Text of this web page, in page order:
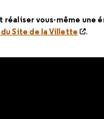
vous-même une
Site de la Villette .